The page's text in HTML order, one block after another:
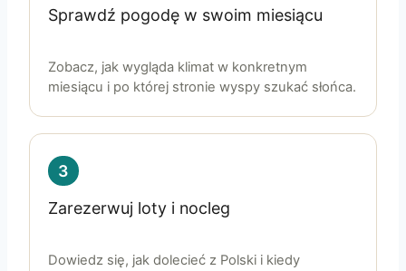
Sprawdź pogodę w swoim miesiącu
Zobacz, jak wygląda klimat w konkretnym
miesiącu i po której stronie wyspy szukać słońca.
3
Zarezerwuj loty i nocleg
Dowiedz się, jak dolecieć z Polski i kiedy